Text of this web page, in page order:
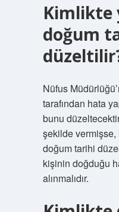
Kimlikte
doğum
Nüfus
tarafından hata
bunu
şekilde
doğum tarihi
kişinin doğduğu
alınmalıdır.